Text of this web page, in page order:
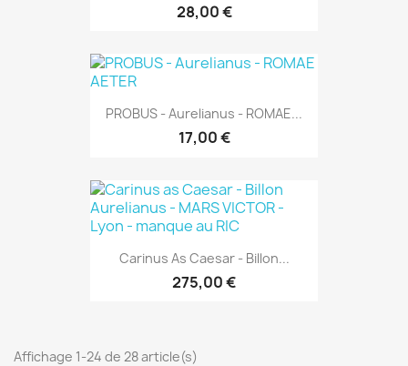
28,00 €
PROBUS - Aurelianus - ROMAE...
17,00 €
Carinus As Caesar - Billon...
275,00 €
Affichage 1-24 de 28 article(s)